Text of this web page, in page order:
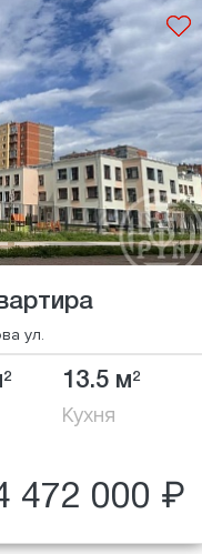
ул.
2 13.5 м2
Кухня
472 000 ₽